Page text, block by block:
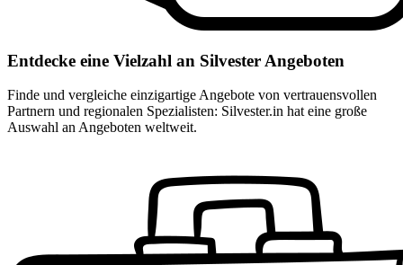
Entdecke eine Vielzahl an Silvester Angeboten
Finde und vergleiche einzigartige Angebote von vertrauensvollen
Partnern und regionalen Spezialisten: Silvester.in hat eine große
Auswahl an Angeboten weltweit.